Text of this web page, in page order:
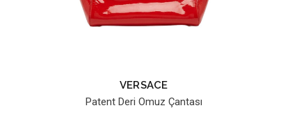
VERSACE
Patent Deri Omuz Çantası